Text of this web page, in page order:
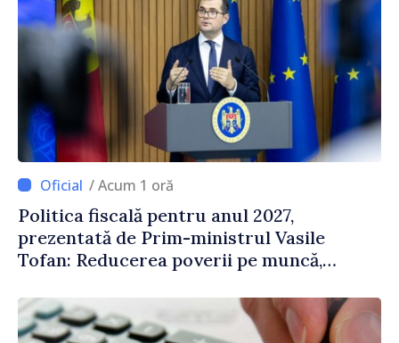
/ Acum 1 oră
Politica fiscală pentru anul 2027,
prezentată de Prim-ministrul Vasile
Tofan: Reducerea poverii pe muncă,
echitabilă